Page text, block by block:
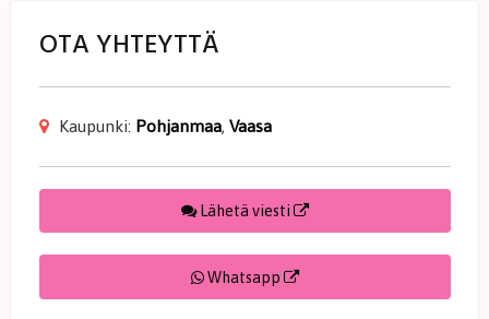
OTA YHTEYTTÄ
Kaupunki: Pohjanmaa, Vaasa
Lähetä viesti
Whatsapp